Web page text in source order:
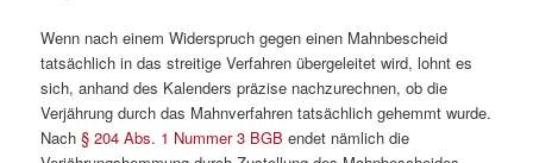
Wenn nach einem Widerspruch gegen einen Mahnbescheid
tatsächlich in das streitige Verfahren übergeleitet wird, lohnt es
sich, anhand des Kalenders präzise nachzurechnen, ob die
Verjährung durch das Mahnverfahren tatsächlich gehemmt wurde.
Nach§ 204 Abs. 1 Nummer 3 BGB endet nämlich die